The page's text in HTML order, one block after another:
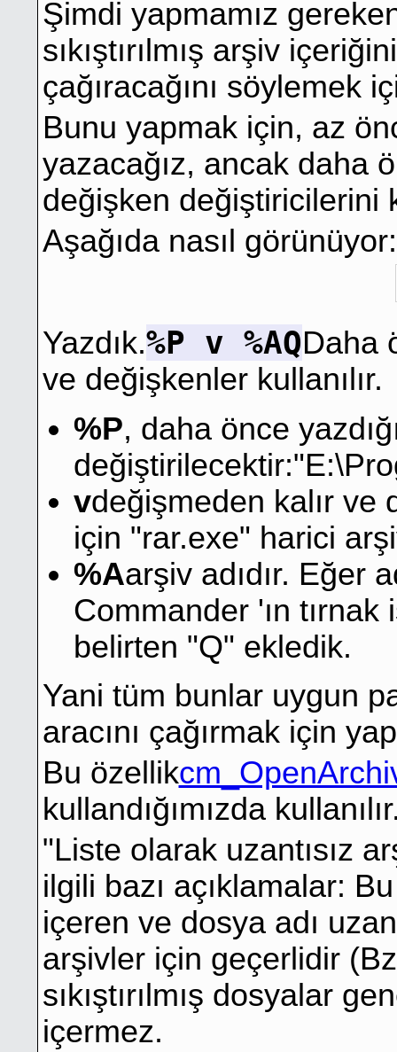
Şimdi yapmamız
sıkıştırılmış arşiv
çağıracağını söylemek
Bunu yapmak için, az
yazacağız, ancak daha
değişken değiştiricilerini
Aşağıda nasıl görünüyor:
Yazdık.%P v %AQDaha
ve değişkenler kullanılır.
%P, daha önce
vdeğişmeden kalır ve
için "rar.exe" harici
%Aarşiv adıdır. Eğer
Commander 'ın tırnak
belirten "Q" ekledik.
Yani tüm bunlar uygun
aracını çağırmak için
Bu özellik
kullandığımızda
"Liste olarak uzantısız
ilgili bazı açıklamalar:
içeren ve dosya adı
arşivler için geçerlidir
sıkıştırılmış dosyalar
içermez.